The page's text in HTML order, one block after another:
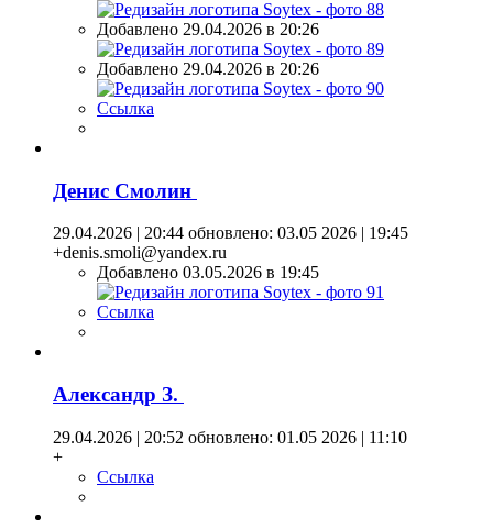
Добавлено 29.04.2026 в 20:26
Добавлено 29.04.2026 в 20:26
Ссылка
Денис Смолин
29.04.2026 | 20:44 обновлено: 03.05 2026 | 19:45
+denis.smoli@yandex.ru
Добавлено 03.05.2026 в 19:45
Ссылка
Александр З.
29.04.2026 | 20:52 обновлено: 01.05 2026 | 11:10
+
Ссылка